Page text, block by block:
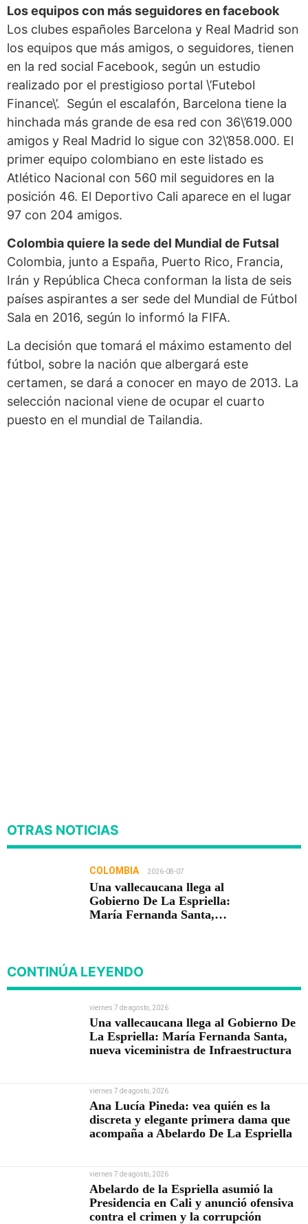
Los equipos con más seguidores en facebook
Los clubes españoles Barcelona y Real Madrid son
los equipos que más amigos, o seguidores, tienen
en la red social Facebook, según un estudio
realizado por el prestigioso portal \’Futebol
Finance\’. Según el escalafón, Barcelona tiene la
hinchada más grande de esa red con 36\’619.000
amigos y Real Madrid lo sigue con 32\’858.000. El
primer equipo colombiano en este listado es
Atlético Nacional con 560 mil seguidores en la
posición 46. El Deportivo Cali aparece en el lugar
97 con 204 amigos.
Colombia quiere la sede del Mundial de Futsal
Colombia, junto a España, Puerto Rico, Francia,
Irán y República Checa conforman la lista de seis
países aspirantes a ser sede del Mundial de Fútbol
Sala en 2016, según lo informó la FIFA.
La decisión que tomará el máximo estamento del
fútbol, sobre la nación que albergará este
certamen, se dará a conocer en mayo de 2013. La
selección nacional viene de ocupar el cuarto
puesto en el mundial de Tailandia.
OTRAS NOTICIAS
COLOMBIA 2026-08-07
Una vallecaucana llega al
Gobierno De La Espriella:
María Fernanda Santa,
CONTINÚA LEYENDO
viernes 7 de agosto, 2026
Una vallecaucana llega al Gobierno De
La Espriella: María Fernanda Santa,
nueva viceministra de Infraestructura
viernes 7 de agosto, 2026
Ana Lucía Pineda: vea quién es la
discreta y elegante primera dama que
acompaña a Abelardo De La Espriella
viernes 7 de agosto, 2026
Abelardo de la Espriella asumió la
Presidencia en Cali y anunció ofensiva
contra el crimen y la corrupción